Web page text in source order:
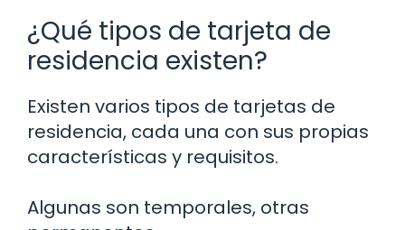
¿Qué tipos de tarjeta de
residencia existen?
Existen varios tipos de tarjetas de
residencia, cada una con sus propias
características y requisitos.
Algunas son temporales, otras